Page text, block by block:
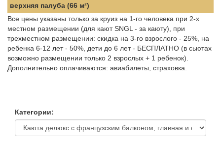
верхняя палуба (66 м²)
Все цены указаны только за круиз на 1-го человека при 2-х
местном размещении (для кают SNGL - за каюту), при
трехместном размещении: скидка на 3-го взрослого - 25%, на
ребенка 6-12 лет - 50%, дети до 6 лет - БЕСПЛАТНО (в сьютах
возможно размещении только 2 взрослых + 1 ребенок).
Дополнительно оплачиваются: авиабилеты, страховка.
Категории: